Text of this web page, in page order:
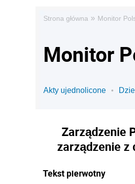
Strona główna » Monitor
Monitor
Akty ujednolicone
Zarządzenie
zarządzenie z
Tekst pierwotny